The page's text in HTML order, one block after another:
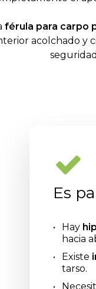
férula para carpo
acolchado y
Es
Hay
hacia
Existe
tarso.